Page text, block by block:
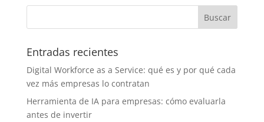
Entradas recientes
Digital Workforce as a Service: qué es y por qué cada
vez más empresas lo contratan
Herramienta de IA para empresas: cómo evaluarla
antes de invertir